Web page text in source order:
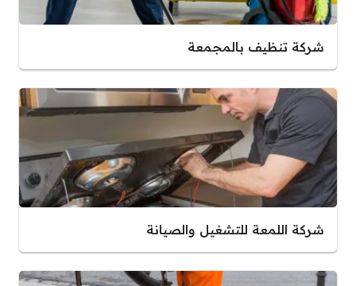
شركة تنظيف بالمجمعة
شركة اللمعة للتشغيل والصيانة